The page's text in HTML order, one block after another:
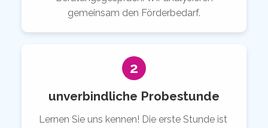
gemeinsam den Förderbedarf.
2
unverbindliche Probestunde
Lernen Sie uns kennen! Die erste Stunde ist